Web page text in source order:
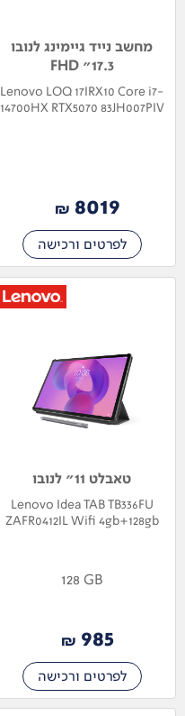
מחשב נייד גיימינג לנובו
17.3" FHD
Lenovo LOQ 17IRX10 Core i7-
14700HX RTX5070 83JH007PIV
8019
₪
לפרטים ורכישה
טאבלט 11" לנובו
Lenovo Idea TAB TB336FU
ZAFR0412IL Wifi 4gb+128gb
128 GB
985
₪
לפרטים ורכישה